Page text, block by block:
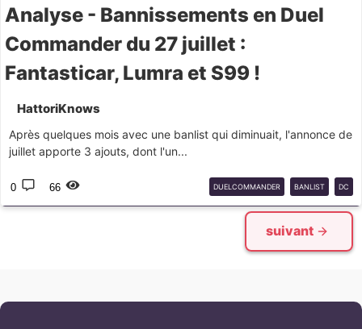
Analyse - Bannissements en Duel
Commander du 27 juillet :
Fantasticar, Lumra et S99 !
HattoriKnows
Après quelques mois avec une banlist qui diminuait, l'annonce de
juillet apporte 3 ajouts, dont l'un...
0 66 DUELCOMMANDER BANLIST DC
suivant